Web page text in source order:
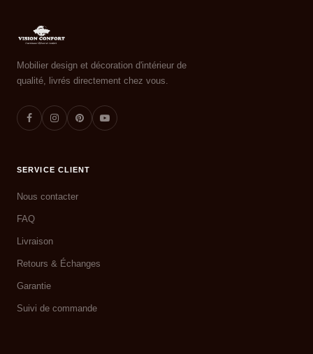
Mobilier design et décoration d'intérieur de
qualité, livrés directement chez vous.
SERVICE CLIENT
Nous contacter
FAQ
Livraison
Retours & Échanges
Garantie
Suivi de commande